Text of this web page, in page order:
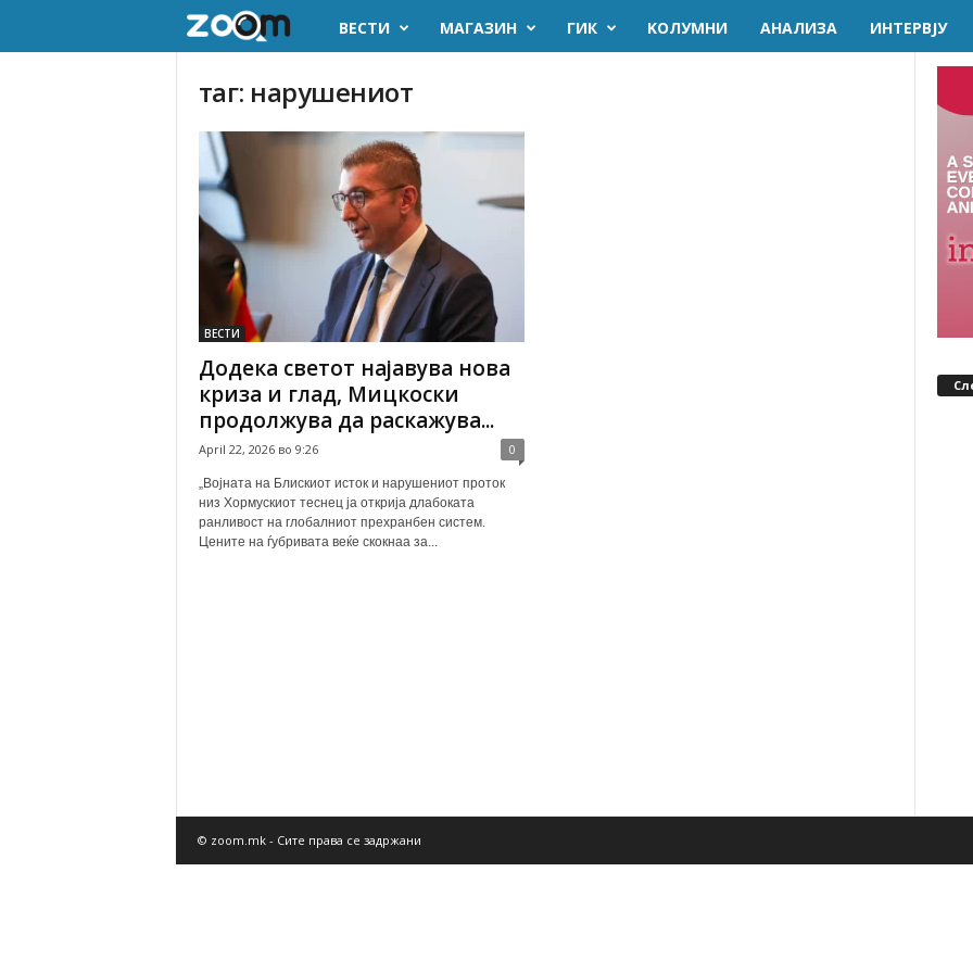
k
ВЕСТИ МАГАЗИН ГИК KОЛУМНИ AНАЛИЗА ИНТЕРВЈУ
таг: нарушениот
ВЕСТИ
Додека светот најавува нова
криза и глад, Мицкоски
продолжува да раскажува...
April 22, 2026 во 9:26 0
„Војната на Блискиот исток и нарушениот проток
низ Хормускиот теснец ја открија длабоката
ранливост на глобалниот прехранбен систем.
Цените на ѓубривата веќе скокнаа за...
© zoom.mk - Сите права се задржани